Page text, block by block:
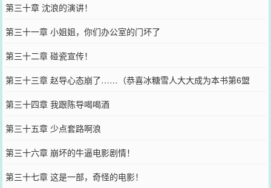
第三十章 沈浪的演讲！
第三十一章 小姐姐，你们办公室的门坏了
第三十二章 碰瓷宣传！
第三十三章 赵导心态崩了……（恭喜冰糖雪人大大成为本书第6盟
主！）
第三十四章 我跟陈导喝喝酒
第三十五章 少点套路啊浪
第三十六章 崩坏的牛逼电影剧情！
第三十七章 这是一部，奇怪的电影！